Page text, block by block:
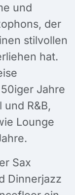
und
der
stilvollen
hat.
Jahre
und R&B,
Lounge
Sax
Dinnerjazz